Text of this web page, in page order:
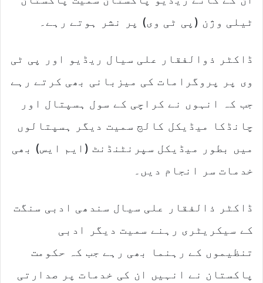
ٹیلی وژن (پی ٹی وی) پر نشر ہوتے رہے۔
ڈاکٹر ذوالفقار علی سیال ریڈیو اور پی ٹی
وی پر پروگرامات کی میزبانی بھی کرتے رہے
جب کہ انہوں نے کراچی کے سول ہسپتال اور
چانڈکا میڈیکل کالج سمیت دیگر ہسپتالوں
میں بطور میڈیکل سپرنٹنڈنٹ (ایم ایس) بھی
خدمات سر انجام دیں۔
ڈاکٹر ذالفقار علی سیال سندھی ادبی سنگت
کے سیکریٹری رہنے سمیت دیگر ادبی
تنظیموں کے رہنما بھی رہے جب کہ حکومت
پاکستان نے انہیں ان کی خدمات پر صدارتی